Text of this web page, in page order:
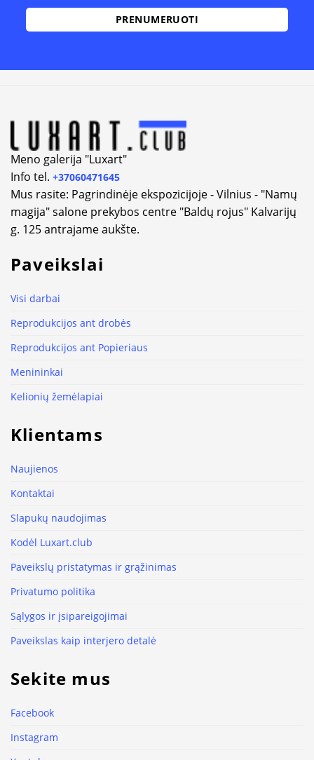
Meno galerija "Luxart"
Info tel. +37060471645
Mus rasite: Pagrindinėje ekspozicijoje - Vilnius - "Namų
magija" salone prekybos centre "Baldų rojus" Kalvarijų
g. 125 antrajame aukšte.
Paveikslai
Visi darbai
Reprodukcijos ant drobės
Reprodukcijos ant Popieriaus
Menininkai
Kelionių žemėlapiai
Klientams
Naujienos
Kontaktai
Slapukų naudojimas
Kodėl Luxart.club
Paveikslų pristatymas ir grąžinimas
Privatumo politika
Sąlygos ir įsipareigojimai
Paveikslas kaip interjero detalė
Sekite mus
Facebook
Instagram